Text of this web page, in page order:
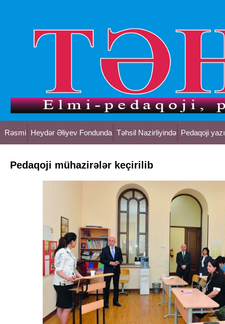
Rəsmi Heydər Əliyev Fondunda Təhsil Nazirliyində Pedaqoji
Pedaqoji mühazirələr keçirilib